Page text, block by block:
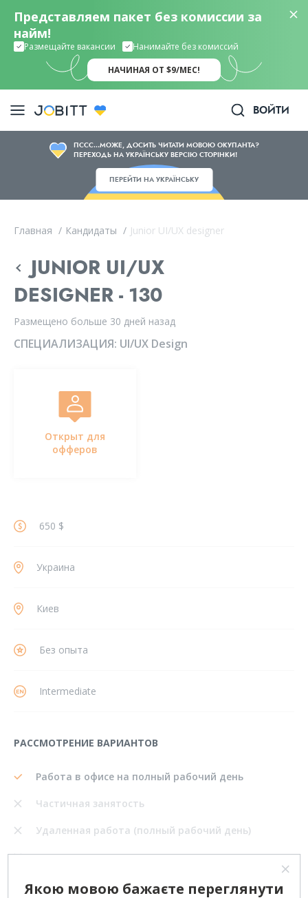
Представляем пакет без комиссии за
найм!
Размещайте вакансии Нанимайте без комиссий
НАЧИНАЯ ОТ $9/МЕС!
ВОЙТИ
ПССС...МОЖЕ, ДОСИТЬ ЧИТАТИ МОВОЮ ОКУПАНТА?
ПЕРЕХОДЬ НА УКРАЇНСЬКУ ВЕРСІЮ СТОРІНКИ!
ПЕРЕЙТИ НА УКРАЇНСЬКУ
Главная / Кандидаты / Junior UI/UX designer
JUNIOR UI/UX
DESIGNER - 130
Размещено больше 30 дней назад
СПЕЦИАЛИЗАЦИЯ: UI/UX Design
Открыт для
офферов
650 $
Украина
Киев
Без опыта
Intermediate
РАССМОТРЕНИЕ ВАРИАНТОВ
Работа в офисе на полный рабочий день
Частичная занятость
Удаленная работа (полный рабочий день)
Фриланс (одноразовые проекты)
Переезд в другой город
Якою мовою бажаєте переглянути